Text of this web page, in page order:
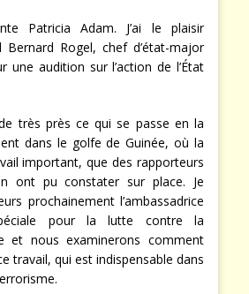
Patricia Adam. J’ai le plaisir
Bernard Rogel, chef d’état-major
une audition sur l’action de l’État
très près ce qui se passe en la
dans le golfe de Guinée, où la
important, que des rapporteurs
ont pu constater sur place. Je
prochainement l’ambassadrice
pour la lutte contre la
et nous examinerons comment
travail, qui est indispensable dans